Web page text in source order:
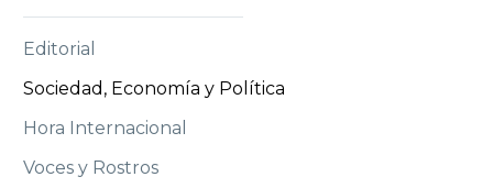
Editorial
Sociedad, Economía y Política
Hora Internacional
Voces y Rostros